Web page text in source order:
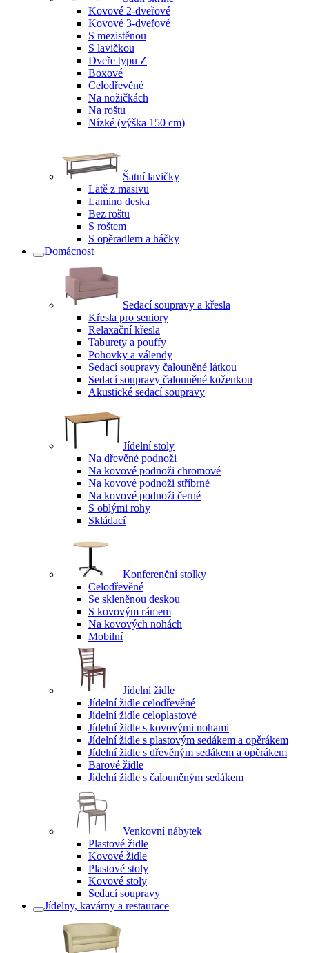
Kovové 2-dveřové
Kovové 3-dveřové
S mezistěnou
S lavičkou
Dveře typu Z
Boxové
Celodřevěné
Na nožičkách
Na roštu
Nízké (výška 150 cm)
Šatní lavičky
Latě z masivu
Lamino deska
Bez roštu
S roštem
S opěradlem a háčky
Domácnost
Sedací soupravy a křesla
Křesla pro seniory
Relaxační křesla
Taburety a pouffy
Pohovky a válendy
Sedací soupravy čalouněné látkou
Sedací soupravy čalouněné koženkou
Akustické sedací soupravy
Jídelní stoly
Na dřevěné podnoži
Na kovové podnoži chromové
Na kovové podnoži stříbrné
Na kovové podnoži černé
S oblými rohy
Skládací
Konferenční stolky
Celodřevěné
Se skleněnou deskou
S kovovým rámem
Na kovových nohách
Mobilní
Jídelní židle
Jídelní židle celodřevěné
Jídelní židle celoplastové
Jídelní židle s kovovými nohami
Jídelní židle s plastovým sedákem a opěrákem
Jídelní židle s dřevěným sedákem a opěrákem
Barové židle
Jídelní židle s čalouněným sedákem
Venkovní nábytek
Plastové židle
Kovové židle
Plastové stoly
Kovové stoly
Sedací soupravy
Jídelny, kavárny a restaurace